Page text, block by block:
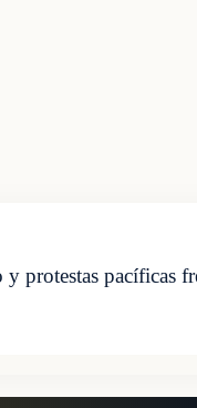
protestas pacíficas